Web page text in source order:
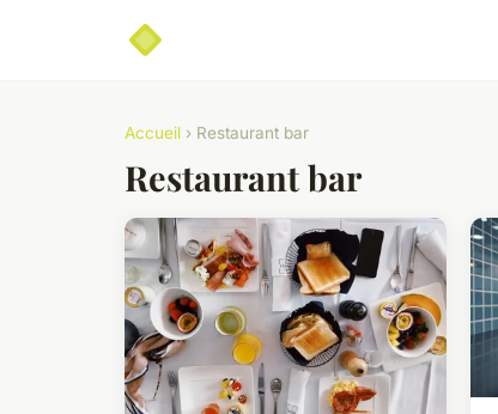
Accueil › Restaurant bar
Restaurant bar